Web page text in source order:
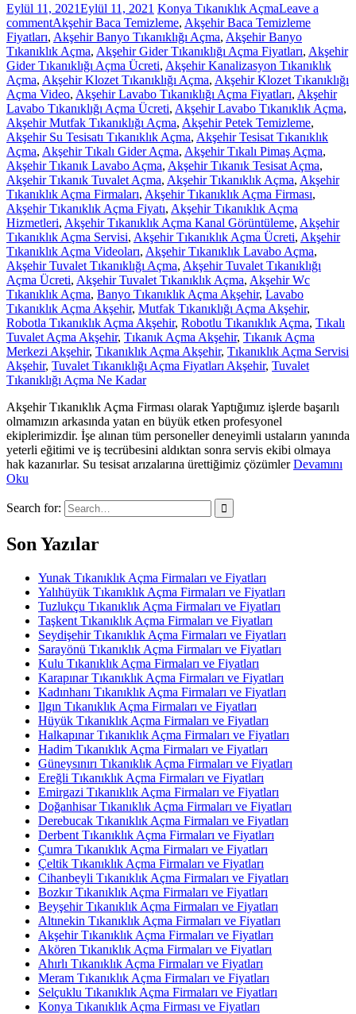
Eylül 11, 2021Eylül 11, 2021 Konya Tıkanıklık AçmaLeave a
commentAkşehir Baca Temizleme, Akşehir Baca Temizleme
Fiyatları, Akşehir Banyo Tıkanıklığı Açma, Akşehir Banyo
Tıkanıklık Açma, Akşehir Gider Tıkanıklığı Açma Fiyatları, Akşehir
Gider Tıkanıklığı Açma Ücreti, Akşehir Kanalizasyon Tıkanıklık
Açma, Akşehir Klozet Tıkanıklığı Açma, Akşehir Klozet Tıkanıklığı
Açma Video, Akşehir Lavabo Tıkanıklığı Açma Fiyatları, Akşehir
Lavabo Tıkanıklığı Açma Ücreti, Akşehir Lavabo Tıkanıklık Açma,
Akşehir Mutfak Tıkanıklığı Açma, Akşehir Petek Temizleme,
Akşehir Su Tesisatı Tıkanıklık Açma, Akşehir Tesisat Tıkanıklık
Açma, Akşehir Tıkalı Gider Açma, Akşehir Tıkalı Pimaş Açma,
Akşehir Tıkanık Lavabo Açma, Akşehir Tıkanık Tesisat Açma,
Akşehir Tıkanık Tuvalet Açma, Akşehir Tıkanıklık Açma, Akşehir
Tıkanıklık Açma Firmaları, Akşehir Tıkanıklık Açma Firması,
Akşehir Tıkanıklık Açma Fiyatı, Akşehir Tıkanıklık Açma
Hizmetleri, Akşehir Tıkanıklık Açma Kanal Görüntüleme, Akşehir
Tıkanıklık Açma Servisi, Akşehir Tıkanıklık Açma Ücreti, Akşehir
Tıkanıklık Açma Videoları, Akşehir Tıkanıklık Lavabo Açma,
Akşehir Tuvalet Tıkanıklığı Açma, Akşehir Tuvalet Tıkanıklığı
Açma Ücreti, Akşehir Tuvalet Tıkanıklık Açma, Akşehir Wc
Tıkanıklık Açma, Banyo Tıkanıklık Açma Akşehir, Lavabo
Tıkanıklık Açma Akşehir, Mutfak Tıkanıklığı Açma Akşehir,
Robotla Tıkanıklık Açma Akşehir, Robotlu Tıkanıklık Açma, Tıkalı
Tuvalet Açma Akşehir, Tıkanık Açma Akşehir, Tıkanık Açma
Merkezi Akşehir, Tıkanıklık Açma Akşehir, Tıkanıklık Açma Servisi
Akşehir, Tuvalet Tıkanıklığı Açma Fiyatları Akşehir, Tuvalet
Tıkanıklığı Açma Ne Kadar
Akşehir Tıkanıklık Açma Firması olarak Yaptığımız işlerde başarılı
olmamızın arkasında yatan en büyük etken profesyonel
ekiplerimizdir. İşe alınan tüm personeller deneyimli ustaların yanında
yeterli eğitimi ve iş tecrübesini aldıktan sonra servis ekibi olmaya
hak kazanırlar. Su tesisat arızalarına ürettiğimiz çözümlerDevamını
Oku
Search for:
Son Yazılar
Yunak Tıkanıklık Açma Firmaları ve Fiyatları
Yalıhüyük Tıkanıklık Açma Firmaları ve Fiyatları
Tuzlukçu Tıkanıklık Açma Firmaları ve Fiyatları
Taşkent Tıkanıklık Açma Firmaları ve Fiyatları
Seydişehir Tıkanıklık Açma Firmaları ve Fiyatları
Sarayönü Tıkanıklık Açma Firmaları ve Fiyatları
Kulu Tıkanıklık Açma Firmaları ve Fiyatları
Karapınar Tıkanıklık Açma Firmaları ve Fiyatları
Kadınhanı Tıkanıklık Açma Firmaları ve Fiyatları
Ilgın Tıkanıklık Açma Firmaları ve Fiyatları
Hüyük Tıkanıklık Açma Firmaları ve Fiyatları
Halkapınar Tıkanıklık Açma Firmaları ve Fiyatları
Hadim Tıkanıklık Açma Firmaları ve Fiyatları
Güneysınırı Tıkanıklık Açma Firmaları ve Fiyatları
Ereğli Tıkanıklık Açma Firmaları ve Fiyatları
Emirgazi Tıkanıklık Açma Firmaları ve Fiyatları
Doğanhisar Tıkanıklık Açma Firmaları ve Fiyatları
Derebucak Tıkanıklık Açma Firmaları ve Fiyatları
Derbent Tıkanıklık Açma Firmaları ve Fiyatları
Çumra Tıkanıklık Açma Firmaları ve Fiyatları
Çeltik Tıkanıklık Açma Firmaları ve Fiyatları
Cihanbeyli Tıkanıklık Açma Firmaları ve Fiyatları
Bozkır Tıkanıklık Açma Firmaları ve Fiyatları
Beyşehir Tıkanıklık Açma Firmaları ve Fiyatları
Altınekin Tıkanıklık Açma Firmaları ve Fiyatları
Akşehir Tıkanıklık Açma Firmaları ve Fiyatları
Akören Tıkanıklık Açma Firmaları ve Fiyatları
Ahırlı Tıkanıklık Açma Firmaları ve Fiyatları
Meram Tıkanıklık Açma Firmaları ve Fiyatları
Selçuklu Tıkanıklık Açma Firmaları ve Fiyatları
Konya Tıkanıklık Açma Firması ve Fiyatları